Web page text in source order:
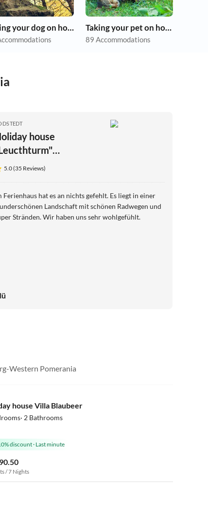
Taking your dog on holiday Taking your pet on holiday
89 Accommodations
house
')
5.0 (35 Reviews)
hat es an nichts gefehlt. Es liegt in einer
Landschaft mit schönen Radwegen und
super Stränden. Wir haben uns sehr wohlgefühlt.
Western Pomerania
house Villa Blaubeer
2 Bathrooms
discount· Last minute
/ 7 Nights